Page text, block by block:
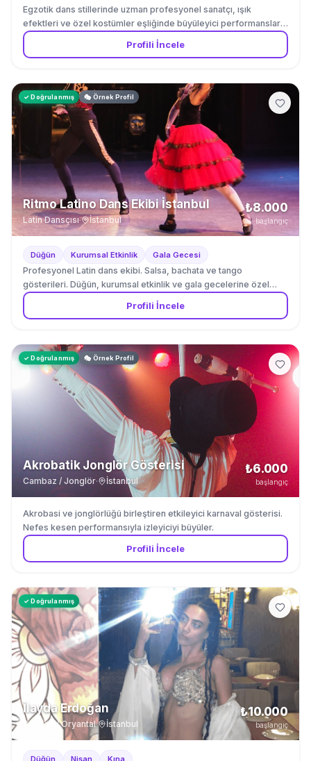
Egzotik dans stillerinde uzman profesyonel sanatçı, ışık
efektleri ve özel kostümler eşliğinde büyüleyici performanslar
sunar. Gece kulübü etkinlikleri, özel kutlamalar ve konsept
partiler için göz alıcı egzotik dans şovu. Sahne ışıklandırması ve
Profili İncele
✓ Doğrulanmış 🎭 Örnek Profil
Ritmo Latino Dans Ekibi İstanbul
Latin Dansçısı· İstanbul
₺8.000
başlangıç
Düğün Kurumsal Etkinlik Gala Gecesi
Profesyonel Latin dans ekibi. Salsa, bachata ve tango
gösterileri. Düğün, kurumsal etkinlik ve gala gecelerine özel
koreografi.
Profili İncele
✓ Doğrulanmış 🎭 Örnek Profil
Akrobatik Jonglör Gösterisi
Cambaz / Jonglör· İstanbul
₺6.000
başlangıç
Akrobasi ve jonglörlüğü birleştiren etkileyici karnaval gösterisi.
Nefes kesen performansıyla izleyiciyi büyüler.
Profili İncele
✓ Doğrulanmış
İlayda Erdoğan
Dansöz / Oryantal· İstanbul
₺10.000
başlangıç
Düğün Nişan Kına